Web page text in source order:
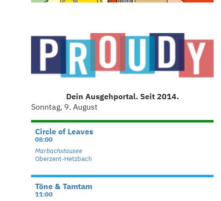
Dein Ausgehportal. Seit 2014.
Sonntag, 9. August
Circle of Leaves
08:00
Marbachstausee
Oberzent-Hetzbach
Töne & Tamtam
11:00